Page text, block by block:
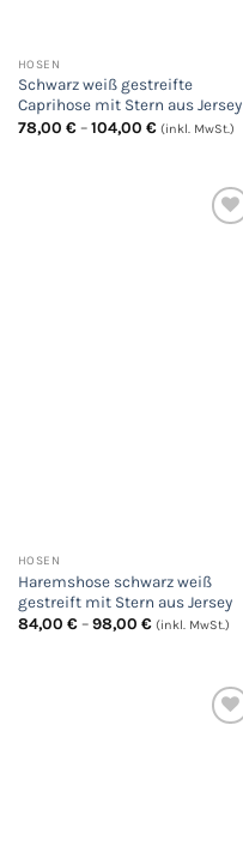
HOSEN
Schwarz weiß gestreifte
Caprihose mit Stern aus Jersey
78,00 € – 104,00 €Preisspanne:
(inkl. MwSt.)
HOSEN
Haremshose schwarz weiß
gestreift mit Stern aus Jersey
84,00 € – 98,00 €Preisspanne:
(inkl. MwSt.)